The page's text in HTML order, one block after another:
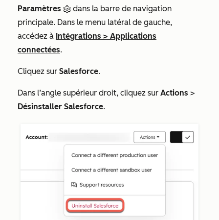
Paramètres
dans la barre de navigation
principale. Dans le menu latéral de gauche,
accédez à Intégrations > Applications
connectées.
Cliquez sur Salesforce.
Dans l’angle supérieur droit, cliquez sur Actions >
Désinstaller Salesforce.